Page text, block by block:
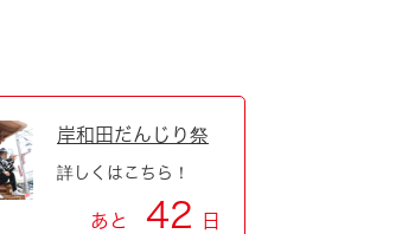
岸和田だんじり祭
詳しくはこちら！
あと 42 日